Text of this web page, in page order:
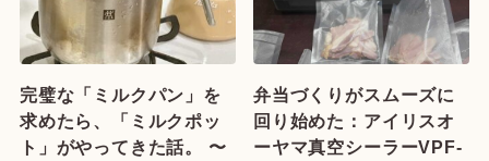
完璧な「ミルクパン」を
求めたら、「ミルクポッ
ト」がやってきた話。 〜
弁当づくりがスムーズに
回り始めた：アイリスオ
ーヤマ真空シーラーVPF-